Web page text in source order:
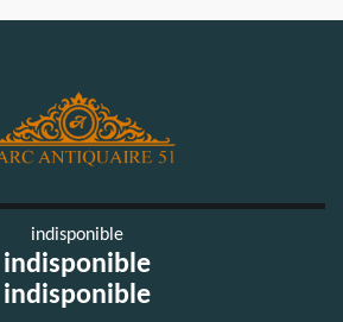
indisponible
indisponible
indisponible